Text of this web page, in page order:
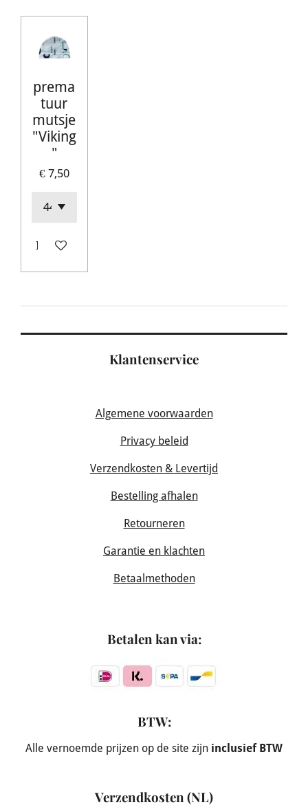
prema
tuur
mutsje
"Viking
"
€ 7,50
In winkelwagen
Klantenservice
Algemene voorwaarden
Privacy beleid
Verzendkosten & Levertijd
Bestelling afhalen
Retourneren
Garantie en klachten
Betaalmethoden
Betalen kan via:
BTW:
Alle vernoemde prijzen op de site zijn inclusief BTW
Verzendkosten (NL)